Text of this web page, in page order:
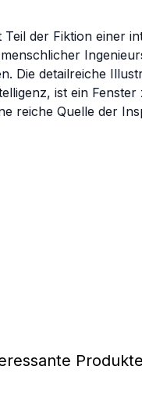
der Fiktion einer
Die detailreiche
ist ein
reiche Quelle der